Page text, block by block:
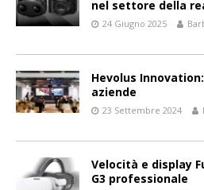
nel settore della
24 Giugno 2025
Hevolus
aziende
23 Settembre 2024
Velocità e display
G3 professionale